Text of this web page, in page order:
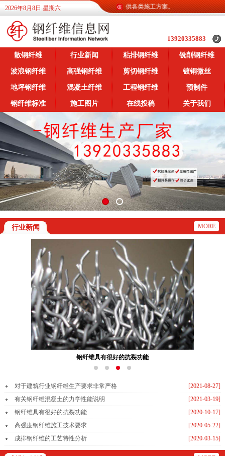
2026年8月8日 星期六
信息网为广大客户提供各类钢纤维信息，提供各类施工方案。
13920335883
散钢纤维 行业新闻 粘排钢纤维 铣削钢纤维
波浪钢纤维 高强钢纤维 剪切钢纤维 镀铜微丝
地坪钢纤维 混凝土纤维 工程钢纤维 预制件
钢纤维标准 施工图片 在线投稿 关于我们
行业新闻 MORE
钢纤维具有很好的抗裂功能
[2021-08-27]
对于建筑行业钢纤维生产要求非常严格
[2021-03-19]
有关钢纤维混凝土的力学性能说明
[2020-10-17]
钢纤维具有很好的抗裂功能
[2020-05-22]
高强度钢纤维施工技术要求
[2020-03-15]
成排钢纤维的工艺特性分析